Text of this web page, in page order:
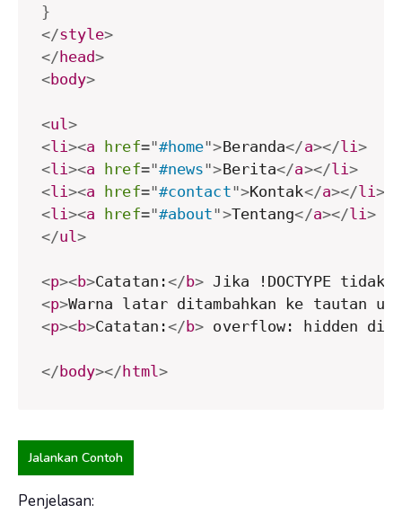
}
</style>
</ head>
<body>
<ul>
<li><a href="#home">Beranda</a></li>
<li><a href="#news">Berita</a></li>
<li><a href="#contact">Kontak</a></li>
<li><a href="#about">Tentang</a></li>
</ul>
<p><b>Catatan:</ b> Jika !DOCTYPE tidak
<p>Warna latar ditambahkan ke tautan
<p><b>Catatan:</ b> overflow: hidden
</ body></ html>
Jalankan Contoh
Penjelasan: